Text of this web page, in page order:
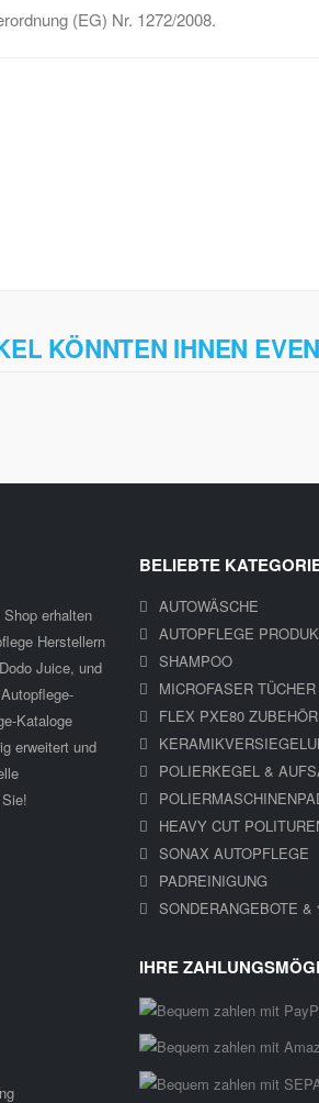
(EG) Nr. 1272/2008.
KÖNNTEN IHNEN
erhalten
Herstellern
Juice, und
Kataloge
erweitert und
BELIEBTE
AUTOWÄSCHE
AUTOPFLEGE
SHAMPOO
MICROFASER
FLEX PXE80 ZUBEHÖR
POLIERKEGEL &
HEAVY CUT
SONAX AUTOPFLEGE
PADREINIGUNG
SONDERANGEBOTE &
IHRE